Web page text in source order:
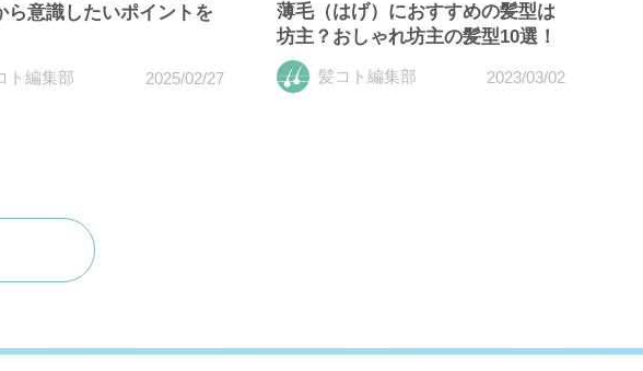
ら意識したいポイントを
ト編集部 2025/02/27
薄毛（はげ）におすすめの髪型は
坊主？おしゃれ坊主の髪型10選！
髪コト編集部 2023/03/02